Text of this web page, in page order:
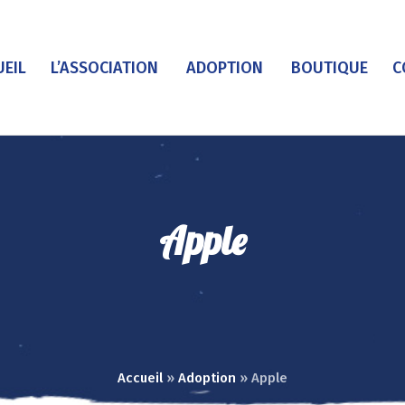
L’ASSOCIATION ADOPTION BOUTIQUE
Apple
Accueil» Adoption » Apple